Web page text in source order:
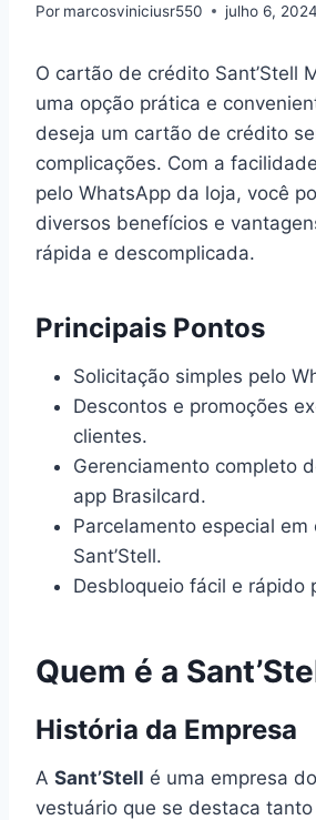
Por marcosviniciusr550 julho 6, 2024
O cartão de crédito Sant’Stell
uma opção prática e
deseja um cartão de crédito
complicações. Com a
pelo WhatsApp da loja, você
diversos benefícios e
rápida e descomplicada.
Principais Pontos
Solicitação simples pelo
Descontos e promoções
clientes.
Gerenciamento completo
app Brasilcard.
Parcelamento especial em
Sant’Stell.
Desbloqueio fácil e rápido
Quem é a
História da Empresa
A Sant’Stell é uma empresa
vestuário que se destaca